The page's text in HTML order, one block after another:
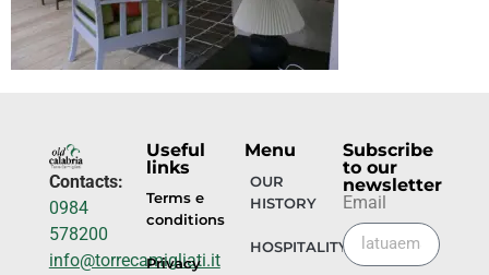
Contacts:
0984
578200
info@torrecamigliati.it
Useful
links
Terms e
conditions
Privacy
Menu
OUR
HISTORY
HOSPITALITY
Subscribe
to our
newsletter
Email